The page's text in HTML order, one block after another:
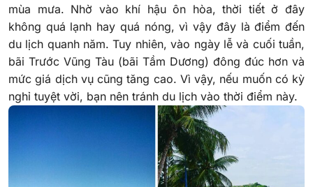
mùa mưa. Nhờ vào khí hậu ôn hòa, thời tiết ở đây
không quá lạnh hay quá nóng, vì vậy đây là điểm đến
du lịch quanh năm. Tuy nhiên, vào ngày lễ và cuối tuần,
bãi Trước Vũng Tàu (bãi Tầm Dương) đông đúc hơn và
mức giá dịch vụ cũng tăng cao. Vì vậy, nếu muốn có kỳ
nghỉ tuyệt vời, bạn nên tránh du lịch vào thời điểm này.